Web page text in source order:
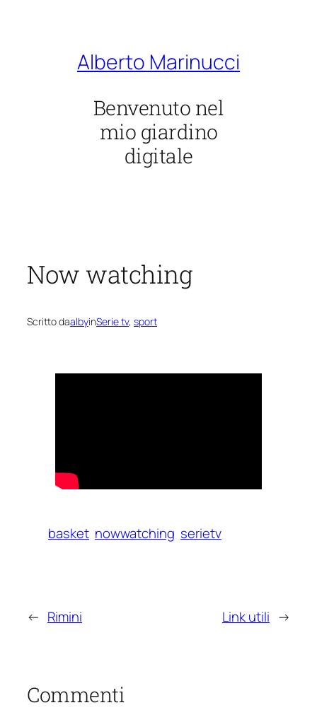
Alberto Marinucci
Benvenuto nel
mio giardino
digitale
Now watching
Scritto daalbyinSerie tv, sport
basket nowwatching serietv
← Rimini Link utili →
Commenti